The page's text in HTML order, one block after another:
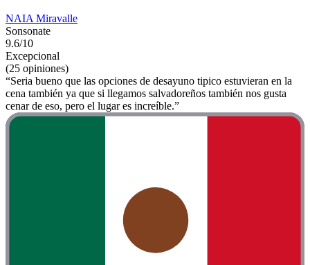
NAIA Miravalle
Sonsonate
9.6/10
Excepcional
(25 opiniones)
“Seria bueno que las opciones de desayuno tipico estuvieran en la
cena también ya que si llegamos salvadoreños también nos gusta
cenar de eso, pero el lugar es increíble.”